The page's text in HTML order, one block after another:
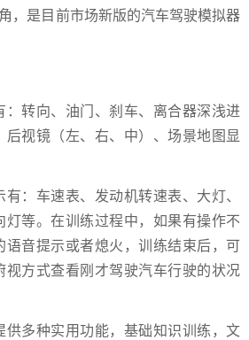
，是目前市场新版的汽车驾驶模拟器
：转向、油门、刹车、离合器深浅进
后视镜（左、右、中）、场景地图显
：车速表、发动机转速表、大灯、
灯等。在训练过程中，如果有操作不
语音提示或者熄火，训练结束后，可
视方式查看刚才驾驶汽车行驶的状况
供多种实用功能，基础知识训练，文